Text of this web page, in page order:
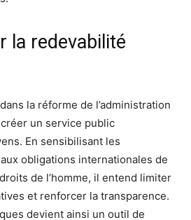
la redevabilité
la réforme de l’administration
un service public
En sensibilisant les
obligations internationales de
de l’homme, il entend limiter
et renforcer la transparence.
devient ainsi un outil de